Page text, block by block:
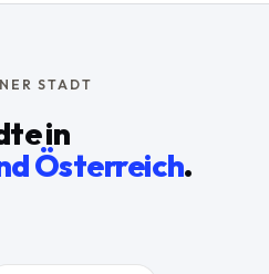
STADT
in
Österreich.